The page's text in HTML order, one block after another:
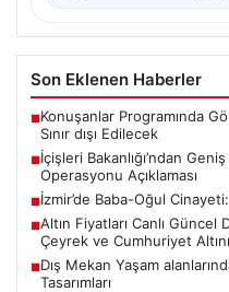
Son Eklenen Haberler
■Konuşanlar Programında
Sınır dışı Edilecek
■İçişleri Bakanlığı’ndan
Operasyonu Açıklaması
■İzmir’de Baba-Oğul
■Altın Fiyatları Canlı
Çeyrek ve Cumhuriyet Altını
■Dış Mekan Yaşam
Tasarımları